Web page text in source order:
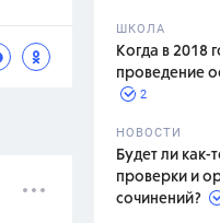
ШКОЛА
Когда в 2018
проведение
2
НОВОСТИ
Будет ли как-
проверки и
сочинений?